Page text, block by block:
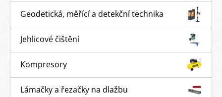
Geodetická, měřící a detekční technika
Jehlicové čištění
Kompresory
Lámačky a řezačky na dlažbu